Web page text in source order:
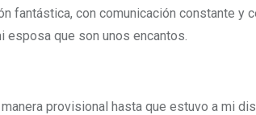
con comunicación constante y
que son unos encantos.
provisional hasta que estuvo a mi